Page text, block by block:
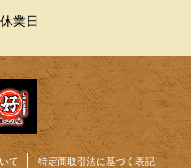
業日
て 特定商取引法に基づく表記